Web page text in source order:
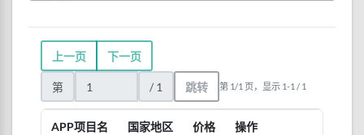
上一页 下一页
第 / 1 跳转 第 1/1 页，显示 1-1 / 1
APP项目名 国家地区 价格 操作